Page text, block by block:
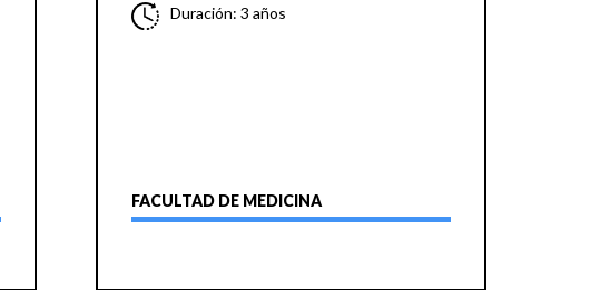
Duración: 3 años
FACULTAD DE MEDICINA